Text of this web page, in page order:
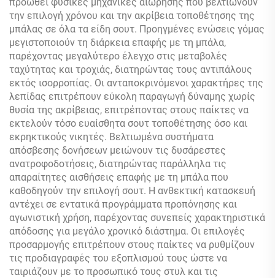
την επιλογή χρόνου και την ακρίβεια τοποθέτησης της
μπάλας σε όλα τα είδη σουτ. Προηγμένες ενώσεις γόμας
μεγιστοποιούν τη διάρκεια επαφής με τη μπάλα,
παρέχοντας μεγαλύτερο έλεγχο στις μεταβολές
ταχύτητας και τροχιάς, διατηρώντας τους αντιπάλους
εκτός ισορροπίας. Οι ανταποκρινόμενοι χαρακτήρες της
λεπίδας επιτρέπουν εύκολη παραγωγή δύναμης χωρίς
θυσία της ακρίβειας, επιτρέποντας στους παίκτες να
εκτελούν τόσο ευαίσθητα σουτ τοποθέτησης όσο και
εκρηκτικούς νικητές. Βελτιωμένα συστήματα
απόσβεσης δονήσεων μειώνουν τις δυσάρεστες
ανατροφοδοτήσεις, διατηρώντας παράλληλα τις
απαραίτητες αισθήσεις επαφής με τη μπάλα που
καθοδηγούν την επιλογή σουτ. Η ανθεκτική κατασκευή
αντέχει σε εντατικά προγράμματα προπόνησης και
αγωνιστική χρήση, παρέχοντας συνεπείς χαρακτηριστικά
απόδοσης για μεγάλο χρονικό διάστημα. Οι επιλογές
προσαρμογής επιτρέπουν στους παίκτες να ρυθμίζουν
τις προδιαγραφές του εξοπλισμού τους ώστε να
ταιριάζουν με το προσωπικό τους στυλ και τις